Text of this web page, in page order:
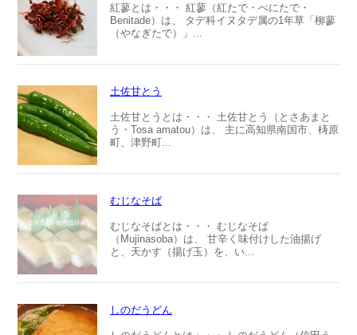
紅蓼とは・・・ 紅蓼（紅たで・べにたで・
Benitade）は、 タデ科イヌタデ属の1年草「柳蓼
（やなぎたで）」...
土佐甘とう
土佐甘とうとは・・・ 土佐甘とう（とさあまと
う・Tosa amatou）は、 主に高知県南国市、梼原
町、津野町...
むじなそば
むじなそばとは・・・ むじなそば
（Mujinasoba）は、 甘辛く味付けした油揚げ
と、天かす（揚げ玉）を、い...
しのだうどん